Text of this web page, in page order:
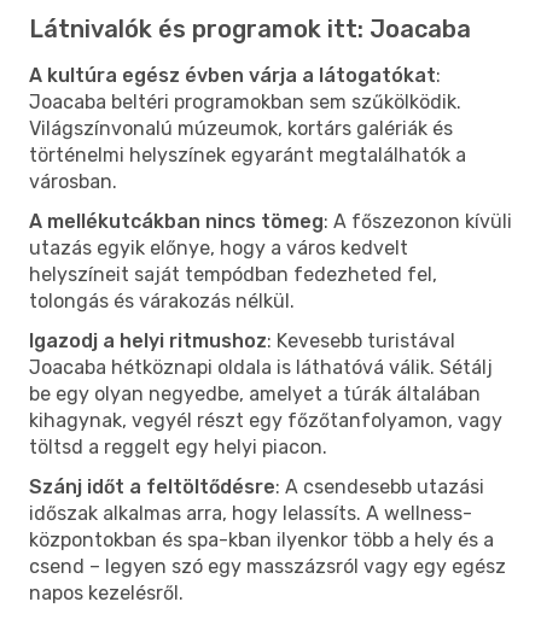
Látnivalók és programok itt: Joacaba
A kultúra egész évben várja a látogatókat:
Joacaba beltéri programokban sem szűkölködik.
Világszínvonalú múzeumok, kortárs galériák és
történelmi helyszínek egyaránt megtalálhatók a
városban.
A mellékutcákban nincs tömeg: A főszezonon kívüli
utazás egyik előnye, hogy a város kedvelt
helyszíneit saját tempódban fedezheted fel,
tolongás és várakozás nélkül.
Igazodj a helyi ritmushoz: Kevesebb turistával
Joacaba hétköznapi oldala is láthatóvá válik. Sétálj
be egy olyan negyedbe, amelyet a túrák általában
kihagynak, vegyél részt egy főzőtanfolyamon, vagy
töltsd a reggelt egy helyi piacon.
Szánj időt a feltöltődésre: A csendesebb utazási
időszak alkalmas arra, hogy lelassíts. A wellness-
központokban és spa-kban ilyenkor több a hely és a
csend – legyen szó egy masszázsról vagy egy egész
napos kezelésről.